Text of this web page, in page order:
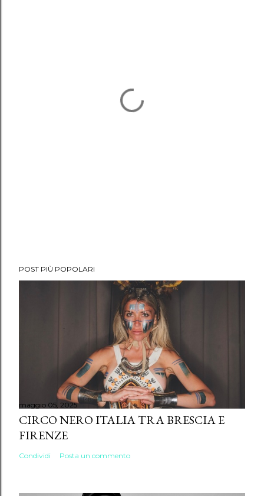
POST PIÙ POPOLARI
maggio 05, 2025
CIRCO NERO ITALIA TRA BRESCIA E
FIRENZE
Condividi Posta un commento